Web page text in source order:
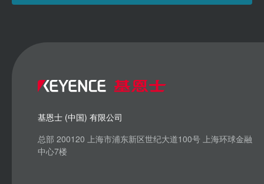
基恩士 (中国) 有限公司
总部 200120 上海市浦东新区世纪大道100号 上海环球金融
中心7楼